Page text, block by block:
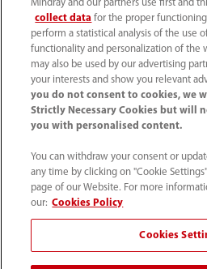
+90 212 482 0877
info.tr@mindray.com
Kullanım hükümleri
Mindray and our partners use first and
collect data for the proper
perform a statistical analysis of the use
functionality and personalization of the
may also be used by our advertising
your interests and show you relevant
you do not consent to cookies, we
Strictly Necessary Cookies but will
you with personalised content.
You can withdraw your consent or
any time by clicking on "Cookie
page of our Website. For more
our: Cookies Policy
Cookies